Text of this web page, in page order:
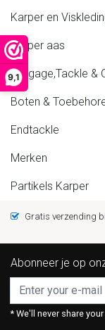
9,1
Karper en
Karper aas
Luggage,Tackle &
Boten &
Endtackle
Merken
Partikels Karper
Gratis verzending
Abonneer je op
* We'll never share